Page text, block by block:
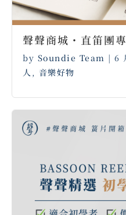
聲聲商城・直笛團
by Soundie Team | 6
人 , 音樂好物